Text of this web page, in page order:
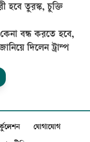
হবে তুরস্ক, চুক্তি
বন্ধ করতে হবে,
দিলেন ট্রাম্প
যোগাযোগ